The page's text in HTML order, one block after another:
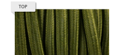
TOP